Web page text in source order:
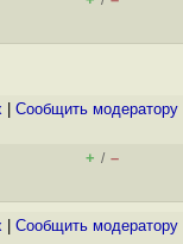
Cообщить модератору
+ / –
Cообщить модератору